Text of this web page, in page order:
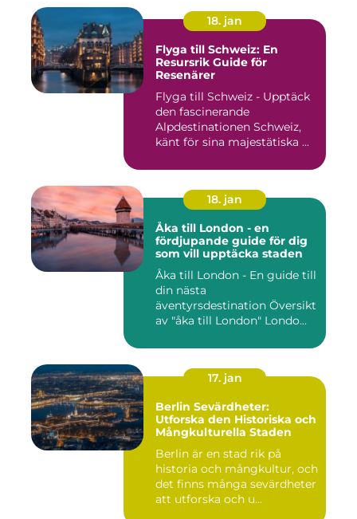
18. jan
Flyga till Schweiz: En
Resursrik Guide för
Resenärer
Flyga till Schweiz - Upptäck
den fascinerande
Alpdestinationen Schweiz,
känt för sina majestätiska ...
18. jan
Åka till London - en
fördjupande guide för dig
som vill upptäcka staden
Åka till London - En guide till
din nästa
äventyrsdestination Översikt
av "åka till London" Londo...
17. jan
Berlin Sevärdheter:
Utforska den Historiska och
Mångkulturella Staden
Berlin är en stad rik på
historia och mångkultur, och
det finns många sevärdheter
att utforska och u...